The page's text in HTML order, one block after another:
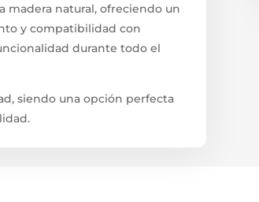
madera natural, ofreciendo un
y compatibilidad con
durante todo el
siendo una opción perfecta